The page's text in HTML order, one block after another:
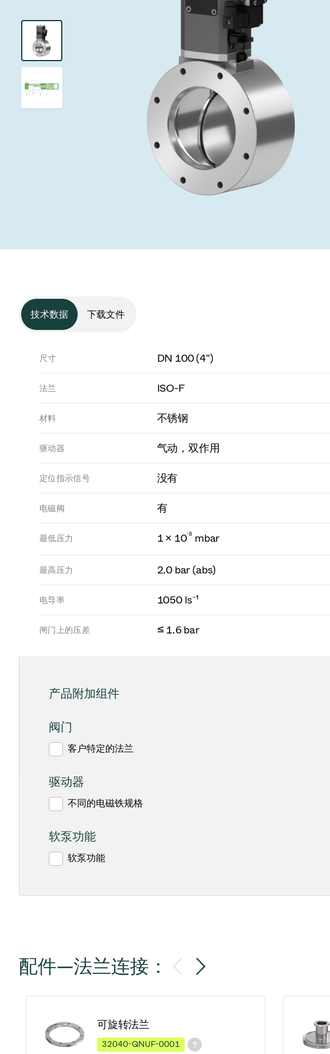
Semicon Taiwan 2026
泄压/排气阀
气体计量/漏气阀
3位置真空阀
真空止回阀
快关 / 束流阻挡器阀
真空全金属阀
真空传输阀
离子植入术
化学气相沉积
OLED喷墨打印
半导体无尘系统
真空干燥
真空灭菌
药品冷冻干燥
研究
您的应用
Analyst coverage
Contact for investors
News services
工作机会
供应链管理
下载文件
技术数据 下载文件
尺寸 DN 100 (4")
法兰 ISO-F
材料 不锈钢
驱动器 气动，双作用
定位指示信号 没有
电磁阀 有
最低压力 1 × 10-8 mbar
最高压力 2.0 bar (abs)
电导率 1050 ls⁻¹
闸门上的压差 ≤ 1.6 bar
产品附加组件
阀门
客户特定的法兰
驱动器
不同的电磁铁规格
软泵功能
软泵功能
配件—法兰连接：
可旋转法兰
32040-QNUF-0001